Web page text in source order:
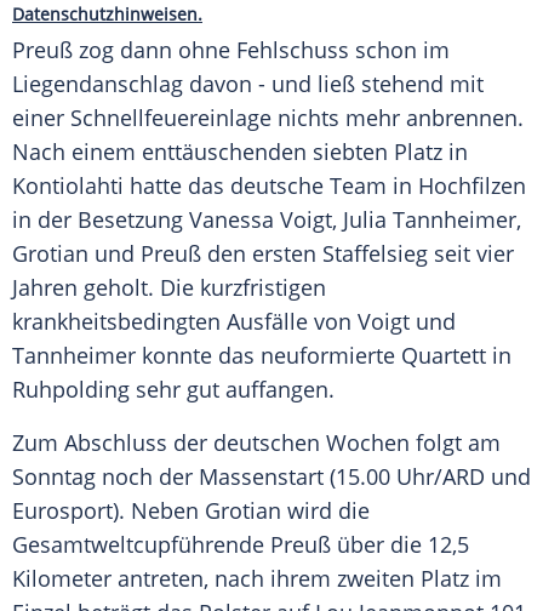
Datenschutzhinweisen.
Preuß zog dann ohne Fehlschuss schon im
Liegendanschlag davon - und ließ stehend mit
einer Schnellfeuereinlage nichts mehr anbrennen.
Nach einem enttäuschenden siebten Platz in
Kontiolahti hatte das deutsche Team in Hochfilzen
in der Besetzung Vanessa Voigt, Julia Tannheimer,
Grotian und Preuß den ersten Staffelsieg seit vier
Jahren geholt. Die kurzfristigen
krankheitsbedingten Ausfälle von Voigt und
Tannheimer konnte das neuformierte Quartett in
Ruhpolding sehr gut auffangen.
Zum Abschluss der deutschen Wochen folgt am
Sonntag noch der Massenstart (15.00 Uhr/ARD und
Eurosport). Neben Grotian wird die
Gesamtweltcupführende Preuß über die 12,5
Kilometer antreten, nach ihrem zweiten Platz im